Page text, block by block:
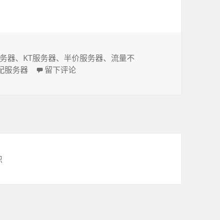
器、 KT服务器、 半价服务器、 流量不
服务器 于半价转让美国KT服务器/高配20核心40线程/双
留下评论